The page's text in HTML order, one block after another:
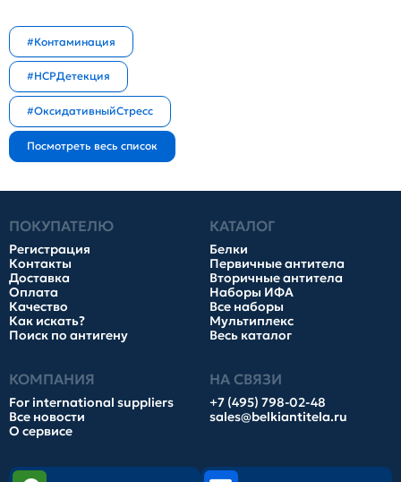
#Контаминация
#HCPДетекция
#ОксидативныйСтресс
ПОКУПАТЕЛЮ
Регистрация
Контакты
Доставка
Оплата
Качество
Как искать?
Поиск по антигену
КАТАЛОГ
Белки
Первичные антитела
Вторичные антитела
Наборы ИФА
Все наборы
Мультиплекс
Весь каталог
КОМПАНИЯ
For international suppliers
Все новости
О сервисе
НА СВЯЗИ
+7 (495) 798-02-48
sales@belkiantitela.ru